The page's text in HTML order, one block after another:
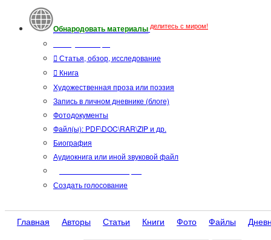
Обнародовать материалы делитесь с миром!
Статья, обзор, исследование
Книга
Художественная проза или поэзия
Запись в личном дневнике (блоге)
Фотодокументы
Файл(ы): PDF\DOC\RAR\ZIP и др.
Биография
Аудиокнига или иной звуковой файл
Создать голосование
Главная Авторы Статьи Книги Фото Файлы